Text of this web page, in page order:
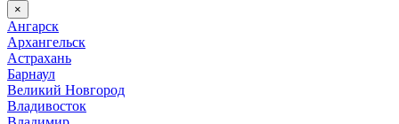
×
Ангарск
Архангельск
Астрахань
Барнаул
Великий Новгород
Владивосток